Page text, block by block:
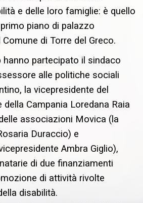
e delle loro famiglie: è quello
piano di palazzo
di Torre del Greco.
hanno partecipato il sindaco
alle politiche sociali
la vicepresidente del
Campania Loredana Raia
associazioni Movica (la
Duraccio) e
Ambra Giglio),
di due finanziamenti
di attività rivolte
disabilità.